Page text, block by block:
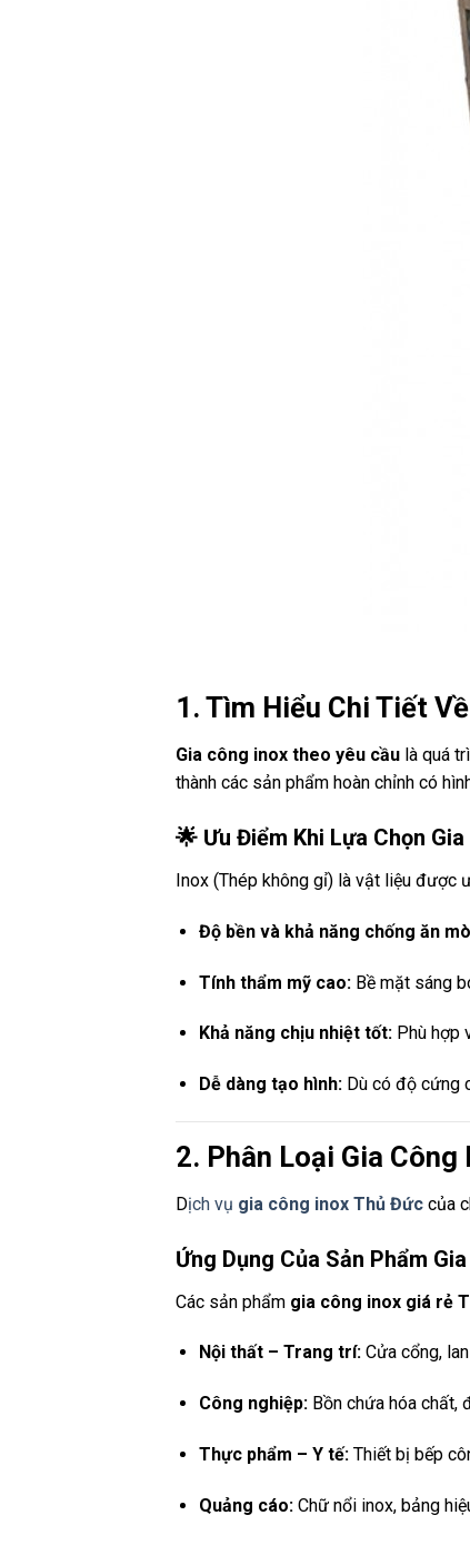
1. Tìm Hiểu Chi Tiết
Gia công inox theo yêu cầulà quá
thành các sản phẩm hoàn chỉnh có
🌟 Ưu Điểm Khi Lựa Chọn
Inox (Thép không gỉ) là vật liệu được
Độ bền và khả năng chống ăn
Tính thẩm mỹ cao:Bề mặt sáng
Khả năng chịu nhiệt tốt:Phù hợp
Dễ dàng tạo hình:Dù có độ cứng
2. Phân Loại Gia
Dịch vụ gia công inox Thủ Đứccủa
Ứng Dụng Của Sản Phẩm
Các sản phẩm gia công inox giá rẻ
Nội thất – Trang trí:Cửa cổng, lan
Công nghiệp:Bồn chứa hóa chất,
Thực phẩm – Y tế:Thiết bị bếp
Quảng cáo:Chữ nổi inox, bảng